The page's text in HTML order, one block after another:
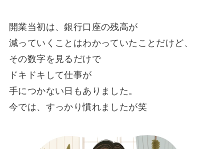
開業当初は、銀行口座の残高が
減っていくことはわかっていたことだけど、
その数字を見るだけで
ドキドキして仕事が
手につかない日も ありました。
今では、すっかり慣れましたが笑